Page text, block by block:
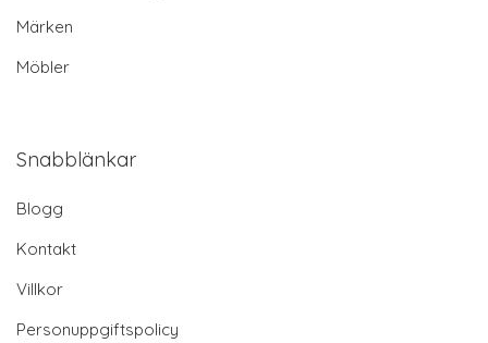
Märken
Möbler
Snabblänkar
Blogg
Kontakt
Villkor
Personuppgiftspolicy